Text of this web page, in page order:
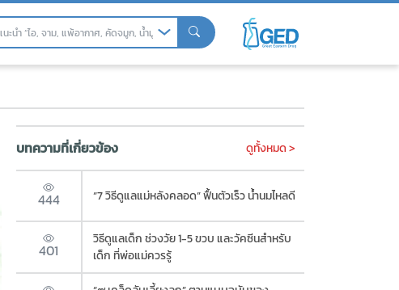
บทความที่เกี่ยวข้อง ดูทั้งหมด >
444 “7 วิธีดูแลแม่หลังคลอด” ฟื้นตัวเร็ว น้ำนมไหลดี
401
วิธีดูแลเด็ก ช่วงวัย 1-5 ขวบ และวัคซีนสำหรับ
เด็ก ที่พ่อแม่ควรรู้